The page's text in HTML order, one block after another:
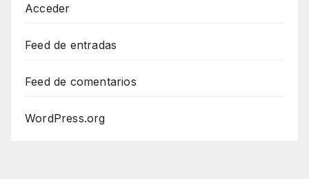
Acceder
Feed de entradas
Feed de comentarios
WordPress.org